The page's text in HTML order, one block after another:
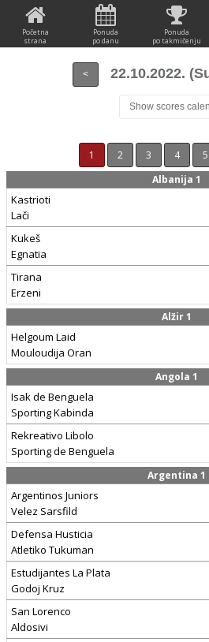
Početna
strana
Ponuda
po danu
Ponuda
po takmičenju
< 22.10.2022.
Show scores
1 2 3 4 5
Albanija 1
Kastrioti
Lači
Kukeš
Egnatia
Tirana
Erzeni
Alžir 1
Helgoum Laid
Mouloudija Oran
Angola 1
Isak de Benguela
Sporting Kabinda
Rekreativo Libolo
Sporting de Benguela
Argentina 1
Argentinos Juniors
Velez Sarsfild
Defensa Husticia
Atletiko Tukuman
Estudijantes La Plata
Godoj Kruz
San Lorenco
Aldosivi